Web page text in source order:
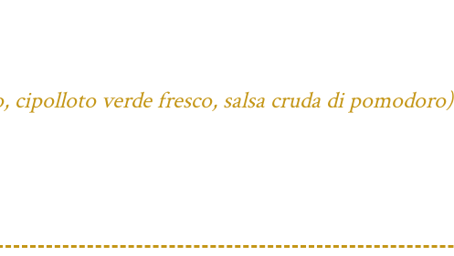
cipolloto verde fresco, salsa cruda di pomodoro)